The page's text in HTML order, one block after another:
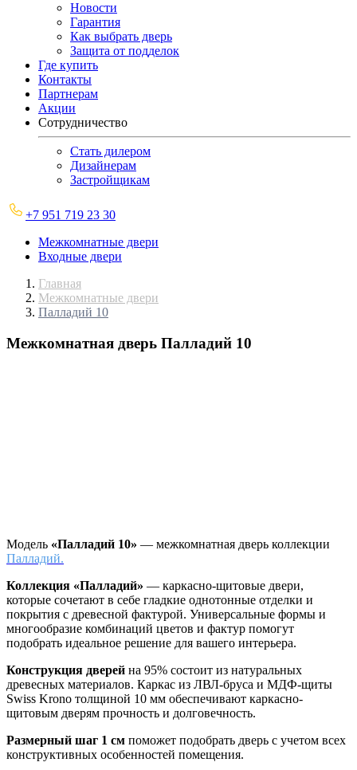
Новости
Гарантия
Как выбрать дверь
Защита от подделок
Где купить
Контакты
Партнерам
Акции
Сотрудничество
Стать дилером
Дизайнерам
Застройщикам
+7 951 719 23 30
Межкомнатные двери
Входные двери
Главная
Межкомнатные двери
Палладий 10
Межкомнатная дверь Палладий 10
Модель «Палладий 10» — межкомнатная дверь коллекции
Палладий.
Коллекция «Палладий» — каркасно-щитовые двери,
которые сочетают в себе гладкие однотонные отделки и
покрытия с древесной фактурой. Универсальные формы и
многообразие комбинаций цветов и фактур помогут
подобрать идеальное решение для вашего интерьера.
Конструкция дверей на 95% состоит из натуральных
древесных материалов. Каркас из ЛВЛ-бруса и МДФ-щиты
Swiss Krono толщиной 10 мм обеспечивают каркасно-
щитовым дверям прочность и долговечность.
Размерный шаг 1 см поможет подобрать дверь с учетом всех
конструктивных особенностей помещения.